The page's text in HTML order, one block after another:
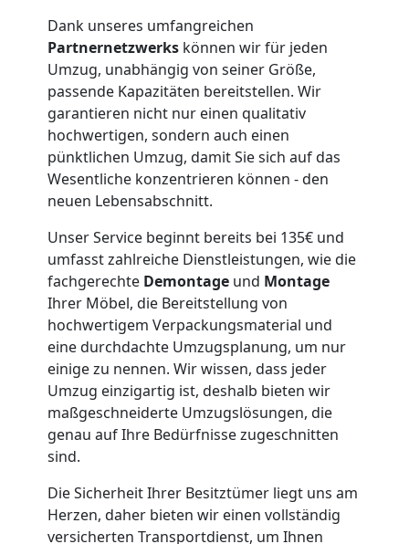
Dank unseres umfangreichen
Partnernetzwerks können wir für jeden
Umzug, unabhängig von seiner Größe,
passende Kapazitäten bereitstellen. Wir
garantieren nicht nur einen qualitativ
hochwertigen, sondern auch einen
pünktlichen Umzug, damit Sie sich auf das
Wesentliche konzentrieren können - den
neuen Lebensabschnitt.
Unser Service beginnt bereits bei 135€ und
umfasst zahlreiche Dienstleistungen, wie die
fachgerechte Demontage und Montage
Ihrer Möbel, die Bereitstellung von
hochwertigem Verpackungsmaterial und
eine durchdachte Umzugsplanung, um nur
einige zu nennen. Wir wissen, dass jeder
Umzug einzigartig ist, deshalb bieten wir
maßgeschneiderte Umzugslösungen, die
genau auf Ihre Bedürfnisse zugeschnitten
sind.
Die Sicherheit Ihrer Besitztümer liegt uns am
Herzen, daher bieten wir einen vollständig
versicherten Transportdienst, um Ihnen
Umzugshelfer
Wiener
Neustadt
Möbeltaxi
Wiener
Neustadt
Kleintransport
Wiener
Neustadt